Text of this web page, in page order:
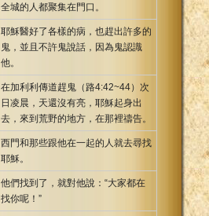
全城的人都聚集在門口。
耶穌醫好了各樣的病，也趕出許多的
鬼，並且不許鬼說話，因為鬼認識
他。
在加利利傳道趕鬼（路4:42~44）次
日凌晨，天還沒有亮，耶穌起身出
去，來到荒野的地方，在那裡禱告。
西門和那些跟他在一起的人就去尋找
耶穌。
他們找到了，就對他說：“大家都在
找你呢！”